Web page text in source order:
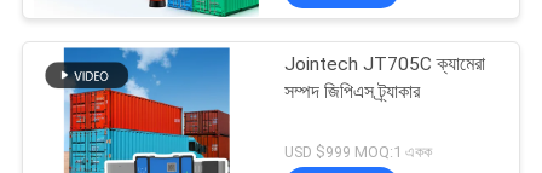
Jointech JT705C ক্যামেরা
সম্পদ জিপিএস ট্র্যাকার
USD $999 MOQ:1 একক